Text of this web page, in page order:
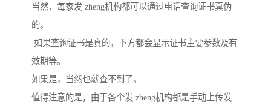
当然，每家发 zheng机构都可以通过电话查询证书真伪
的。
如果查询证书是真的，下方都会显示证书主要参数及有
效期等。
如果是，当然也就查不到了。
值得注意的是，由于各个发 zheng机构都是手动上传发